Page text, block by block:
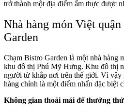
trở thành một địa điểm ẩm thực được
Nhà hàng món Việt
Garden
Chạm Bistro Garden là một nhà hàng
khu đô thị Phú Mỹ Hưng. Khu đô thị
người từ khắp nơi trên thế giới. Vì vậy
hàng chính là một điểm nhấn đặc biệt
Không gian thoải mái để thưởng